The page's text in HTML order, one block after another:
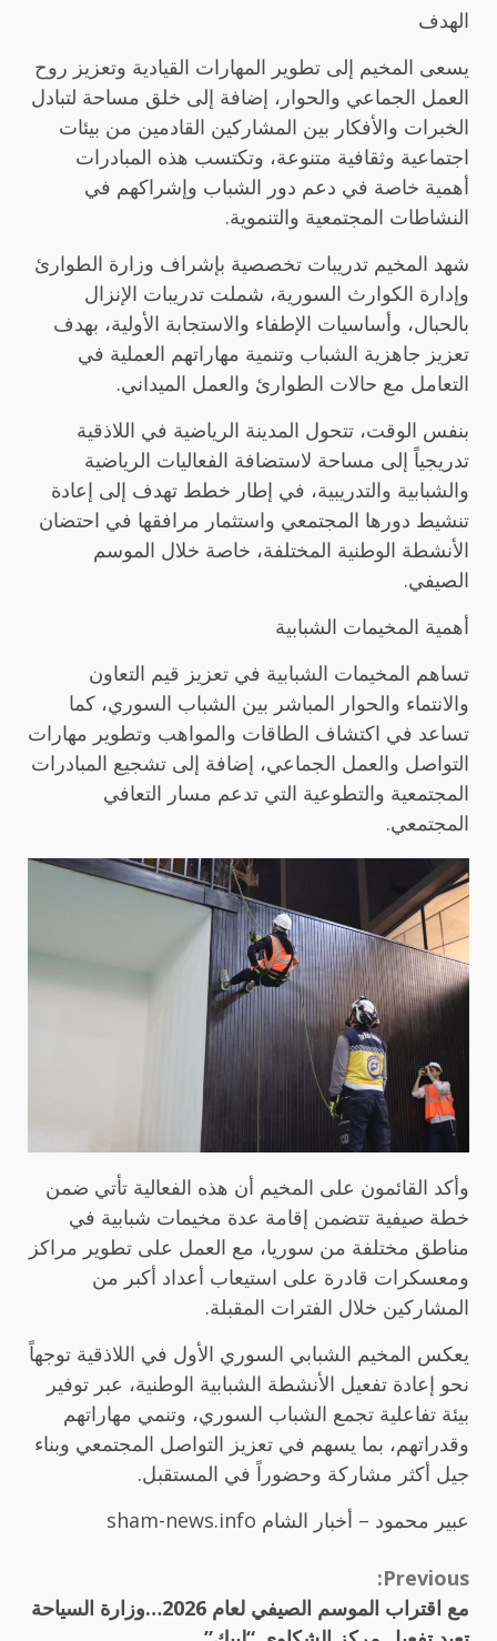
الهدف
يسعى المخيم إلى تطوير المهارات القيادية وتعزيز روح
العمل الجماعي والحوار، إضافة إلى خلق مساحة لتبادل
الخبرات والأفكار بين المشاركين القادمين من بيئات
اجتماعية وثقافية متنوعة، وتكتسب هذه المبادرات
أهمية خاصة في دعم دور الشباب وإشراكهم في
النشاطات المجتمعية والتنموية.
شهد المخيم تدريبات تخصصية بإشراف وزارة الطوارئ
وإدارة الكوارث السورية، شملت تدريبات الإنزال
بالحبال، وأساسيات الإطفاء والاستجابة الأولية، بهدف
تعزيز جاهزية الشباب وتنمية مهاراتهم العملية في
التعامل مع حالات الطوارئ والعمل الميداني.
بنفس الوقت، تتحول المدينة الرياضية في اللاذقية
تدريجياً إلى مساحة لاستضافة الفعاليات الرياضية
والشبابية والتدريبية، في إطار خطط تهدف إلى إعادة
تنشيط دورها المجتمعي واستثمار مرافقها في احتضان
الأنشطة الوطنية المختلفة، خاصة خلال الموسم
الصيفي.
أهمية المخيمات الشبابية
تساهم المخيمات الشبابية في تعزيز قيم التعاون
والانتماء والحوار المباشر بين الشباب السوري، كما
تساعد في اكتشاف الطاقات والمواهب وتطوير مهارات
التواصل والعمل الجماعي، إضافة إلى تشجيع المبادرات
المجتمعية والتطوعية التي تدعم مسار التعافي
المجتمعي.
وأكد القائمون على المخيم أن هذه الفعالية تأتي ضمن
خطة صيفية تتضمن إقامة عدة مخيمات شبابية في
مناطق مختلفة من سوريا، مع العمل على تطوير مراكز
ومعسكرات قادرة على استيعاب أعداد أكبر من
المشاركين خلال الفترات المقبلة.
يعكس المخيم الشبابي السوري الأول في اللاذقية توجهاً
نحو إعادة تفعيل الأنشطة الشبابية الوطنية، عبر توفير
بيئة تفاعلية تجمع الشباب السوري، وتنمي مهاراتهم
وقدراتهم، بما يسهم في تعزيز التواصل المجتمعي وبناء
جيل أكثر مشاركة وحضوراً في المستقبل.
عبير محمود – أخبار الشام sham-news.info
Continue
Reading
Previous:
مع اقتراب الموسم الصيفي لعام 2026…وزارة السياحة